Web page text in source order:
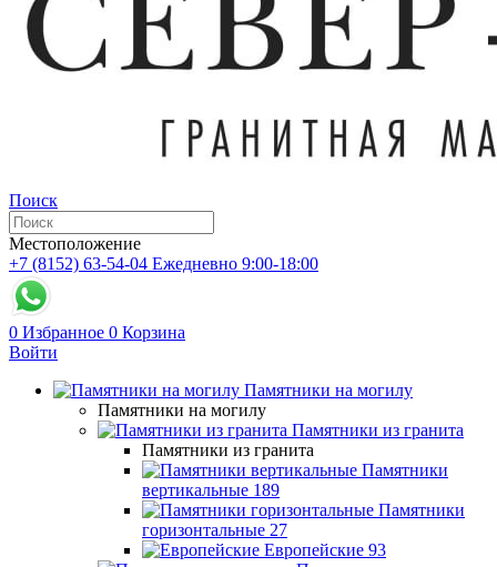
Поиск
Местоположение
+7 (8152) 63-54-04 Ежедневно 9:00-18:00
0 Избранное 0 Корзина
Войти
Памятники на могилу
Памятники на могилу
Памятники из гранита
Памятники из гранита
Памятники
вертикальные 189
Памятники
горизонтальные 27
Европейские 93